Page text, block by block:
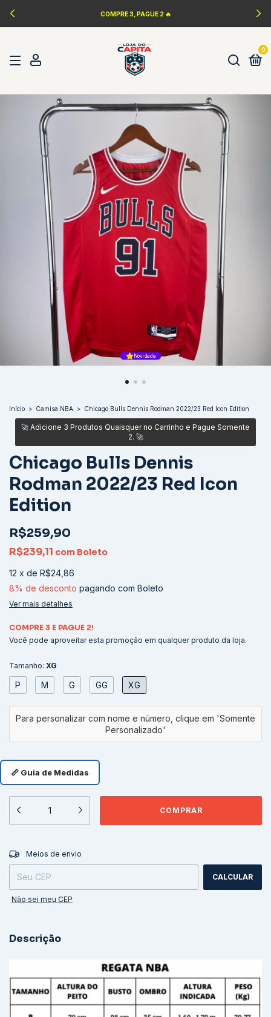
LANÇAMENTOS DA NBA 🏀
0
Novidade
Início > Camisa NBA > Chicago Bulls Dennis Rodman 2022/23 Red Icon Edition
Chicago Bulls Dennis
Rodman 2022/23 Red Icon
Edition
R$259,90
R$239,11 com Boleto
12 x de R$24,86
8% de desconto pagando com Boleto
Ver mais detalhes
COMPRE 3 E PAGUE 2!
Você pode aproveitar esta promoção em qualquer produto da loja.
Tamanho: XG
P M G GG XG
📏 Guia de Medidas
Entregas para o CEP:
Meios de envio
CALCULAR
Não sei meu CEP
Descrição